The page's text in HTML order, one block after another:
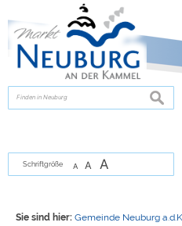
zur Navigationoder
suchen
Schriftgröße A A A
Sie sind hier: Gemeinde Neuburg